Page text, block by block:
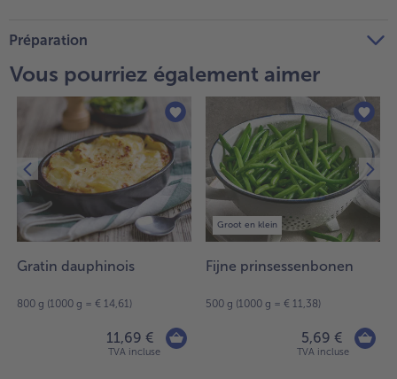
Préparation
Vous pourriez également aimer
Gratin dauphinois
800 g (1000 g = € 14,61)
11,69 €
TVA incluse
Groot en klein
Fijne prinsessenbonen
500 g (1000 g = € 11,38)
5,69 €
TVA incluse